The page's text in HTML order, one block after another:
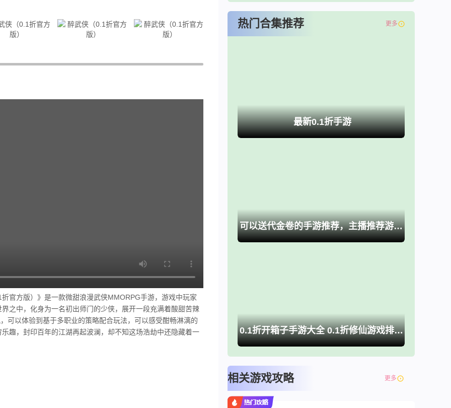
官方版）》是一款微甜浪漫武侠MMORPG手游，游戏中玩家
之中，化身为一名初出师门的少侠，展开一段充满着酸甜苦辣
可以体验到基于多职业的策略配合玩法，可以感受酣畅淋漓的
趣，封印百年的江湖再起波澜，却不知这场浩劫中还隐藏着一
热门合集推荐 更多
最新0.1折手游
可以送代金卷的手游推荐，主播推荐游戏大全
0.1折开箱子手游大全 0.1折修仙游戏排行榜推荐
相关游戏攻略 更多